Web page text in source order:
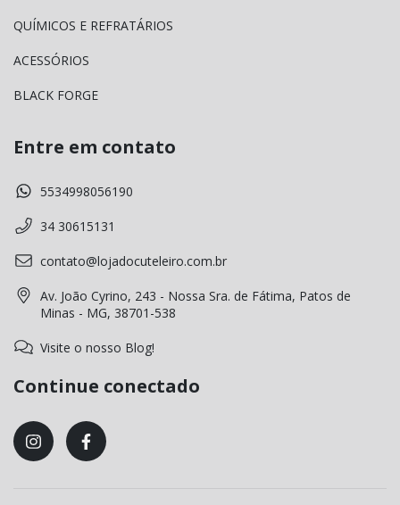
QUÍMICOS E REFRATÁRIOS
ACESSÓRIOS
BLACK FORGE
Entre em contato
5534998056190
34 30615131
contato@lojadocuteleiro.com.br
Av. João Cyrino, 243 - Nossa Sra. de Fátima, Patos de
Minas - MG, 38701-538
Visite o nosso Blog!
Continue conectado